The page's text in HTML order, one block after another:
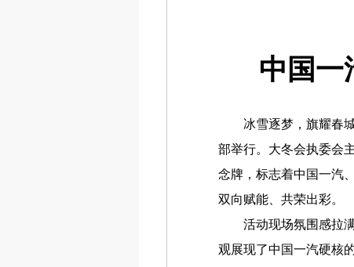
中国一
冰雪逐梦，旗耀春城
部举行。大冬会执委会
念牌，标志着中国一汽
双向赋能、共荣出彩。
活动现场氛围感拉满
观展现了中国一汽硬核